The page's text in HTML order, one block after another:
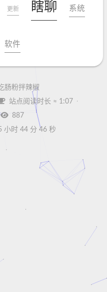
更新 瞎聊 系统
软件
肠粉拌辣椒
站点阅读时长 ≈ 1:07
887
小时 44 分 46 秒